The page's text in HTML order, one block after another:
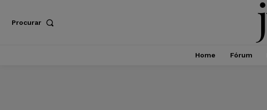
Procurar
Home Fórum